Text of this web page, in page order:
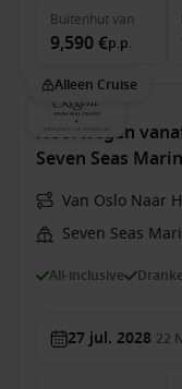
Buitenhutvan
9,590 €p.p.
Alleen Cruise
Noorwegen
Seven Seas
Van Oslo Naar
Seven Seas
All-inclusive
27 jul. 2028 22